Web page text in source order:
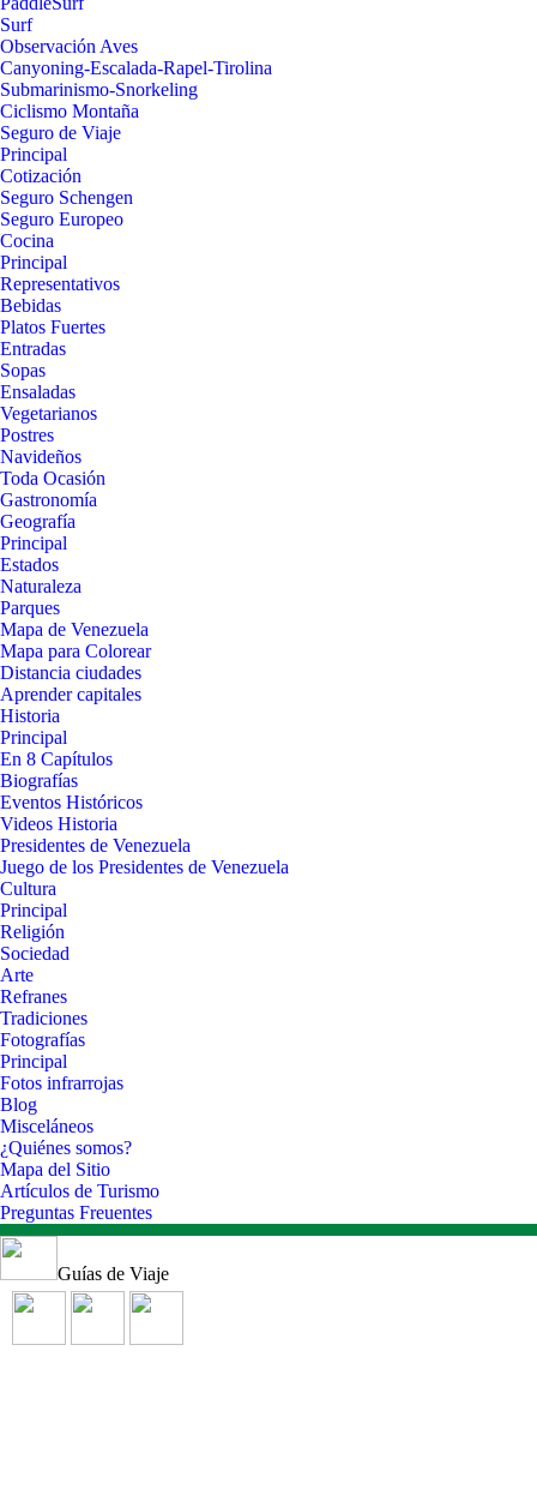
Surf
Observación Aves
Canyoning-Escalada-Rapel-Tirolina
Submarinismo-Snorkeling
Ciclismo Montaña
Seguro de Viaje
Principal
Cotización
Seguro Schengen
Seguro Europeo
Cocina
Principal
Representativos
Bebidas
Platos Fuertes
Entradas
Sopas
Ensaladas
Vegetarianos
Postres
Navideños
Toda Ocasión
Gastronomía
Geografía
Principal
Estados
Naturaleza
Parques
Mapa de Venezuela
Mapa para Colorear
Distancia ciudades
Aprender capitales
Historia
Principal
En 8 Capítulos
Biografías
Eventos Históricos
Videos Historia
Presidentes de Venezuela
Juego de los Presidentes de Venezuela
Cultura
Principal
Religión
Sociedad
Arte
Refranes
Tradiciones
Fotografías
Principal
Fotos infrarrojas
Blog
Misceláneos
¿Quiénes somos?
Mapa del Sitio
Artículos de Turismo
Preguntas Freuentes
Guías de Viaje